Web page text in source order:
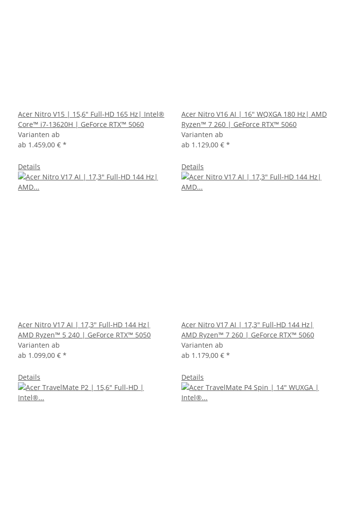
Acer Nitro V15 | 15,6" Full-HD 165 Hz| Intel®
Core™ i7-13620H | GeForce RTX™ 5060
Varianten ab
ab 1.459,00 € *
Details
Acer Nitro V16 AI | 16" WQXGA 180 Hz| AMD
Ryzen™ 7 260 | GeForce RTX™ 5060
Varianten ab
ab 1.129,00 € *
Details
Acer Nitro V17 AI | 17,3" Full-HD 144 Hz|
AMD Ryzen™ 5 240 | GeForce RTX™ 5050
Varianten ab
ab 1.099,00 € *
Details
Acer Nitro V17 AI | 17,3" Full-HD 144 Hz|
AMD Ryzen™ 7 260 | GeForce RTX™ 5060
Varianten ab
ab 1.179,00 € *
Details